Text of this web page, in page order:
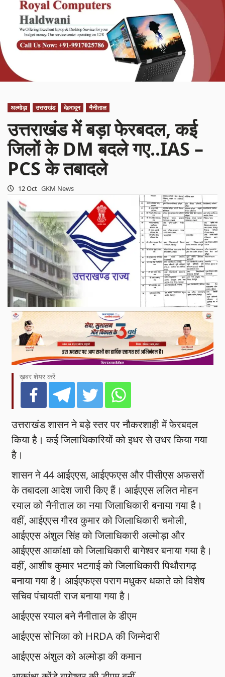
अल्मोड़ा उत्तराखंड देहरादून नैनीताल
उत्तराखंड में बड़ा फेरबदल, कई
जिलों के DM बदले गए..IAS –
PCS के तबादले
12 Oct GKM News
ख़बर शेयर करें
उत्तराखंड शासन ने बड़े स्तर पर नौकरशाही में फेरबदल
किया है। कई जिलाधिकारियों को इधर से उधर किया गया
है।
शासन ने 44 आईएएस, आईएफएस और पीसीएस अफसरों
के तबादला आदेश जारी किए हैं। आईएएस ललित मोहन
रयाल को नैनीताल का नया जिलाधिकारी बनाया गया है।
वहीं, आईएएस गौरव कुमार को जिलाधिकारी चमोली,
आईएएस अंशुल सिंह को जिलाधिकारी अल्मोड़ा और
आईएएस आकांक्षा को जिलाधिकारी बागेश्वर बनाया गया है।
वहीं, आशीष कुमार भटगाई को जिलाधिकारी पिथौरागढ़
बनाया गया है। आईएफएस पराग मधुकर धकाते को विशेष
सचिव पंचायती राज बनाया गया है।
आईएएस रयाल बने नैनीताल के डीएम
आईएएस सोनिका को HRDA की जिम्मेदारी
आईएएस अंशुल को अल्मोड़ा की कमान